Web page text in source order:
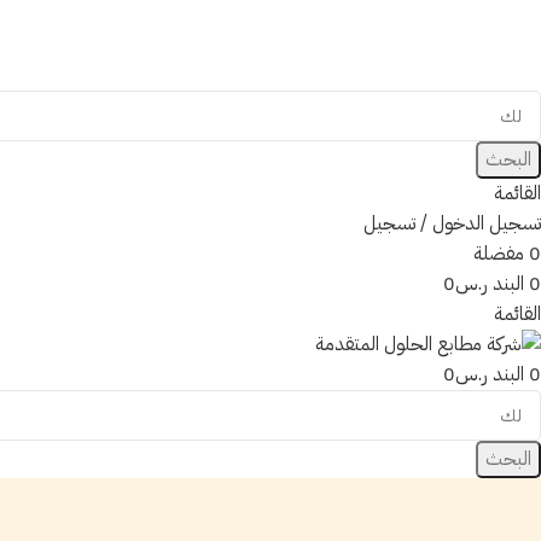
البحث
القائمة
تسجيل الدخول / تسجيل
0 مفضلة
0 البند ر.س0
القائمة
0 البند ر.س0
البحث